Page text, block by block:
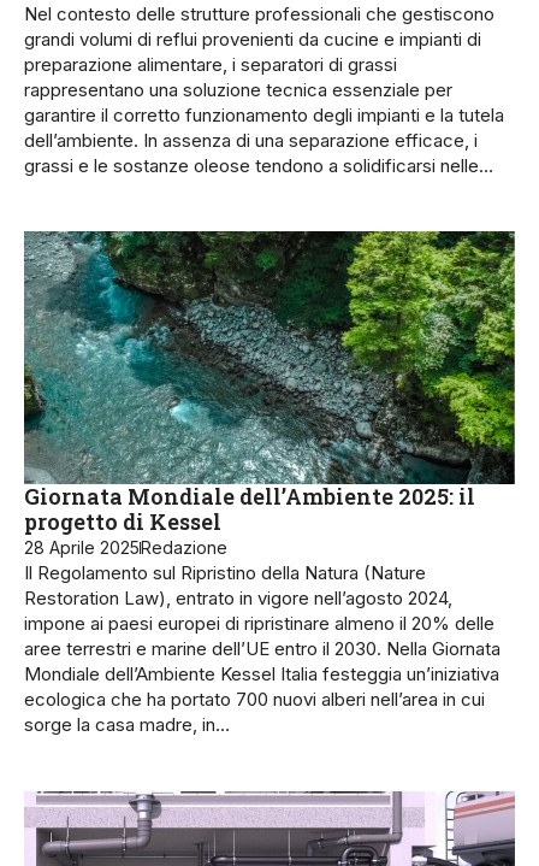
Nel contesto delle strutture professionali che gestiscono
grandi volumi di reflui provenienti da cucine e impianti di
preparazione alimentare, i separatori di grassi
rappresentano una soluzione tecnica essenziale per
garantire il corretto funzionamento degli impianti e la tutela
dell’ambiente. In assenza di una separazione efficace, i
grassi e le sostanze oleose tendono a solidificarsi nelle…
Giornata Mondiale dell’Ambiente 2025: il
progetto di Kessel
28 Aprile 2025Redazione
Il Regolamento sul Ripristino della Natura (Nature
Restoration Law), entrato in vigore nell’agosto 2024,
impone ai paesi europei di ripristinare almeno il 20% delle
aree terrestri e marine dell’UE entro il 2030. Nella Giornata
Mondiale dell’Ambiente Kessel Italia festeggia un’iniziativa
ecologica che ha portato 700 nuovi alberi nell’area in cui
sorge la casa madre, in…